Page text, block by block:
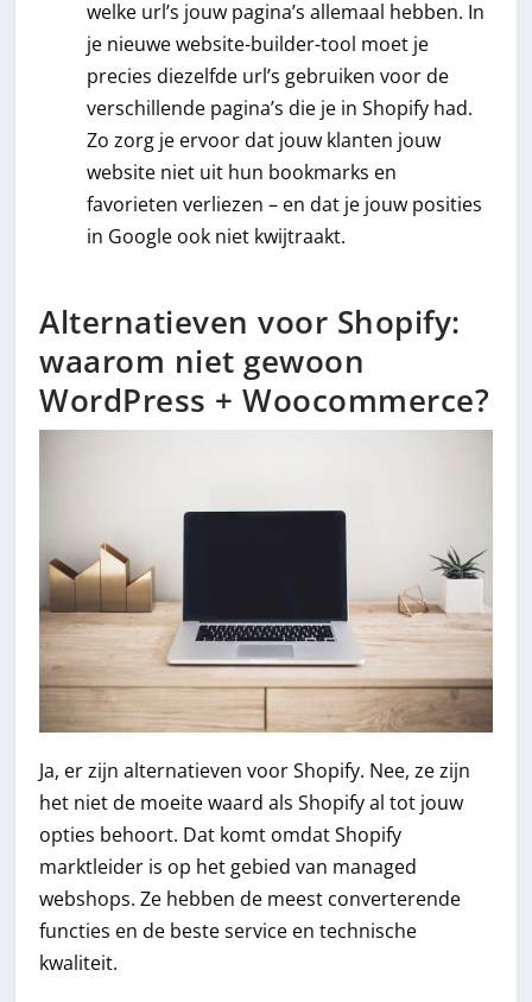
welke url’s jouw pagina’s allemaal hebben. In
je nieuwe website-builder-tool moet je
precies diezelfde url’s gebruiken voor de
verschillende pagina’s die je in Shopify had.
Zo zorg je ervoor dat jouw klanten jouw
website niet uit hun bookmarks en
favorieten verliezen – en dat je jouw posities
in Google ook niet kwijtraakt.
Alternatieven voor Shopify:
waarom niet gewoon
WordPress + Woocommerce?
Ja, er zijn alternatieven voor Shopify. Nee, ze zijn
het niet de moeite waard als Shopify al tot jouw
opties behoort. Dat komt omdat Shopify
marktleider is op het gebied van managed
webshops. Ze hebben de meest converterende
functies en de beste service en technische
kwaliteit.